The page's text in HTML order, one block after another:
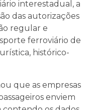
interestadual, a
das autorizações
regular e
ferroviário de
histórico-
que as empresas
enviem